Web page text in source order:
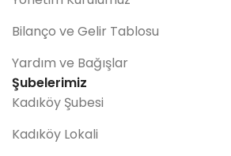
Bilanço ve Gelir Tablosu
Yardım ve Bağışlar
Şubelerimiz
Kadıköy Şubesi
Kadıköy Lokali